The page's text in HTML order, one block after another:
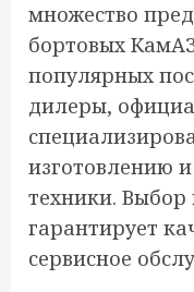
множество
бортовых
популярных
дилеры,
изготовлению
техники.
гарантирует
сервисное